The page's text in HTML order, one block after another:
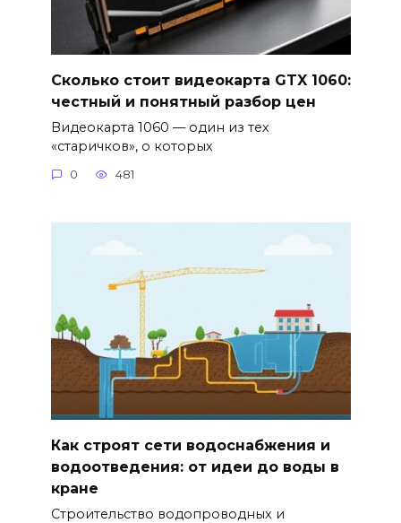
Сколько стоит видеокарта GTX 1060:
честный и понятный разбор цен
Видеокарта 1060 — один из тех
«старичков», о которых
0 481
Как строят сети водоснабжения и
водоотведения: от идеи до воды в
кране
Строительство водопроводных и